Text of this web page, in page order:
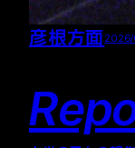
彦根方面